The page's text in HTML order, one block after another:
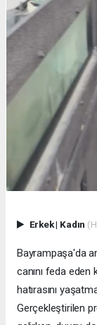
Erkek| Kadın
Bayrampaşa'da
canını feda
hatırasını
Gerçekleştirilen